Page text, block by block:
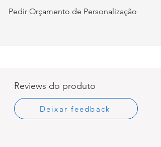
Pedir Orçamento de Personalização
Reviews do produto
Deixar feedback